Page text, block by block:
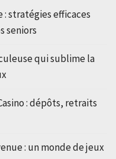
: stratégies efficaces
seniors
qui sublime la
: dépôts, retraits
: un monde de jeux